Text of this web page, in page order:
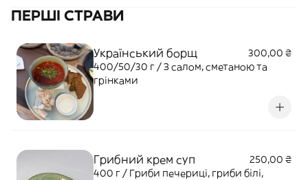
ПЕРШІ СТРАВИ
Український борщ
300,00 ₴
400/50/30 г / З салом, сметаною та
грінками
Грибний крем суп
250,00 ₴
400 г / Гриби печериці, гриби білі,